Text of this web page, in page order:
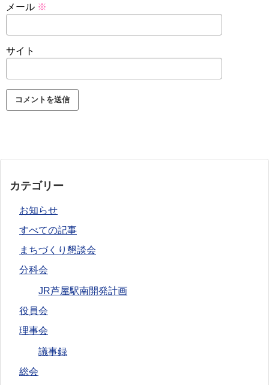
メール ※
サイト
カテゴリー
お知らせ
すべての記事
まちづくり懇談会
分科会
JR芦屋駅南開発計画
役員会
理事会
議事録
総会